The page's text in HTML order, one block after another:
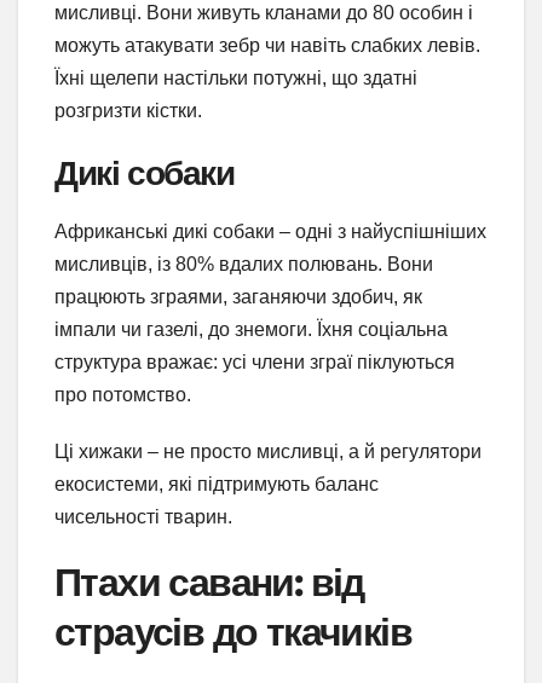
мисливці. Вони живуть кланами до 80 особин і
можуть атакувати зебр чи навіть слабких левів.
Їхні щелепи настільки потужні, що здатні
розгризти кістки.
Дикі собаки
Африканські дикі собаки – одні з найуспішніших
мисливців, із 80% вдалих полювань. Вони
працюють зграями, заганяючи здобич, як
імпали чи газелі, до знемоги. Їхня соціальна
структура вражає: усі члени зграї піклуються
про потомство.
Ці хижаки – не просто мисливці, а й регулятори
екосистеми, які підтримують баланс
чисельності тварин.
Птахи савани: від
страусів до ткачиків